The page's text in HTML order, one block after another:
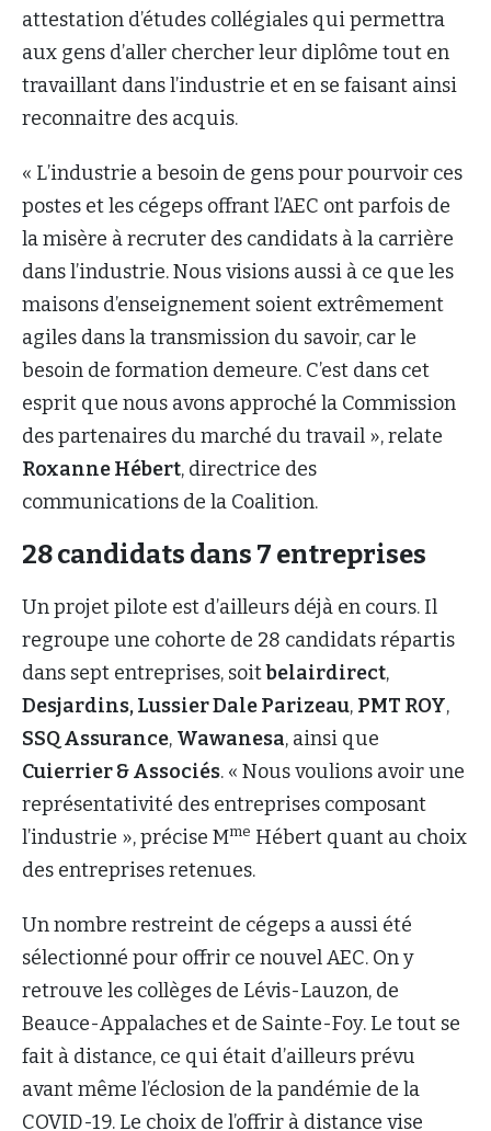
attestation d’études collégiales qui permettra
aux gens d’aller chercher leur diplôme tout en
travaillant dans l’industrie et en se faisant ainsi
reconnaitre des acquis.
« L’industrie a besoin de gens pour pourvoir ces
postes et les cégeps offrant l’AEC ont parfois de
la misère à recruter des candidats à la carrière
dans l’industrie. Nous visions aussi à ce que les
maisons d’enseignement soient extrêmement
agiles dans la transmission du savoir, car le
besoin de formation demeure. C’est dans cet
esprit que nous avons approché la Commission
des partenaires du marché du travail », relate
Roxanne Hébert, directrice des
communications de la Coalition.
28 candidats dans 7 entreprises
Un projet pilote est d’ailleurs déjà en cours. Il
regroupe une cohorte de 28 candidats répartis
dans sept entreprises, soitbelairdirect,
Desjardins, Lussier Dale Parizeau, PMT ROY,
SSQ Assurance, Wawanesa, ainsi que
Cuierrier & Associés. « Nous voulions avoir une
représentativité des entreprises composant
l’industrie », précise Mme Hébert quant au choix
des entreprises retenues.
Un nombre restreint de cégeps a aussi été
sélectionné pour offrir ce nouvel AEC. On y
retrouve les collèges de Lévis-Lauzon, de
Beauce-Appalaches et de Sainte-Foy. Le tout se
fait à distance, ce qui était d’ailleurs prévu
avant même l’éclosion de la pandémie de la
COVID-19. Le choix de l’offrir à distance vise